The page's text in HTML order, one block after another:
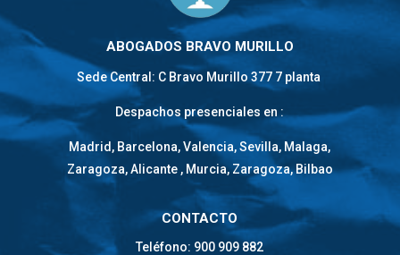
ABOGADOS BRAVO MURILLO
Sede Central: C Bravo Murillo 377 7 planta
Despachos presenciales en :
Madrid, Barcelona, Valencia, Sevilla, Malaga,
Zaragoza, Alicante , Murcia, Zaragoza, Bilbao
CONTACTO
Teléfono: 900 909 882